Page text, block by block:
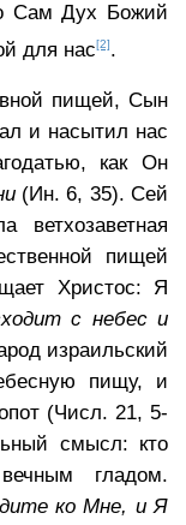
Сам Дух Божий
для нас[2].
пищей, Сын
и насытил нас
как Он
(Ин. 6, 35). Сей
ветхозаветная
пищей
Христос: Я
с небес и
израильский
пищу, и
(Числ. 21, 5-
смысл: кто
гладом.
ко Мне, и Я